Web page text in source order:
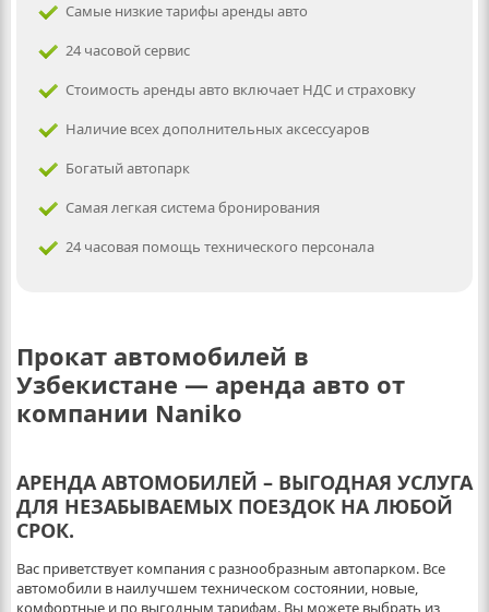
Самые низкие тарифы аренды авто
24 часовой сервис
Стоимость аренды авто включает НДС и страховку
Наличие всех дополнительных аксессуаров
Богатый автопарк
Самая легкая система бронирования
24 часовая помощь технического персонала
Прокат автомобилей в
Узбекистане — аренда авто от
компании Naniko
АРЕНДА АВТОМОБИЛЕЙ – ВЫГОДНАЯ УСЛУГА
ДЛЯ НЕЗАБЫВАЕМЫХ ПОЕЗДОК НА ЛЮБОЙ
СРОК.
Вас приветствует компания с разнообразным автопарком. Все
автомобили в наилучшем техническом состоянии, новые,
комфортные и по выгодным тарифам. Вы можете выбрать из